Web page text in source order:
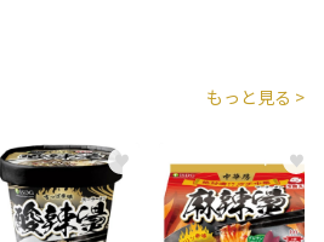
もっと見る >
♥ ♥